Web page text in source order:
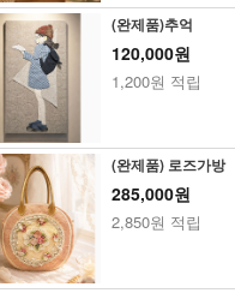
(완제품)추억
120,000원
1,200원 적립
(완제품) 로즈가방
285,000원
2,850원 적립